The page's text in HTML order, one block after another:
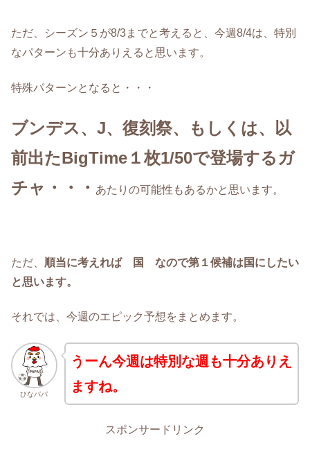
ただ、シーズン５が8/3までと考えると、今週8/4は、特別
なパターンも十分ありえると思います。
特殊パターンとなると・・・
ブンデス、J、復刻祭、もしくは、以
前出たBigTime１枚1/50で登場するガ
チャ・・・ あたりの可能性もあるかと思います。
ただ、 順当に考えれば 国 なので第１候補は国にしたい
と思います。
それでは、今週のエピック予想をまとめます。
ひなパパ
うーん今週は特別な週も十分ありえ
ますね。
スポンサードリンク